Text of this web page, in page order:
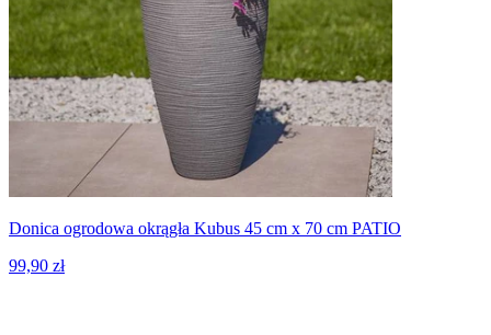
Donica ogrodowa okrągła Kubus 45 cm x 70 cm PATIO
99,90 zł